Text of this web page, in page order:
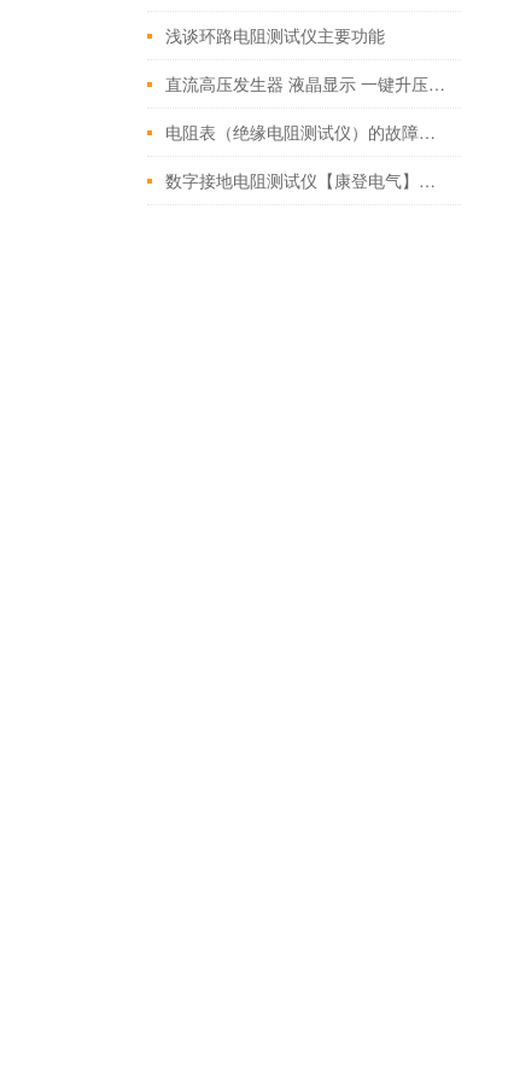
浅谈环路电阻测试仪主要功能
直流高压发生器 液晶显示 一键升压60KV
电阻表（绝缘电阻测试仪）的故障解决办法
数字接地电阻测试仪【康登电气】解读试验步骤